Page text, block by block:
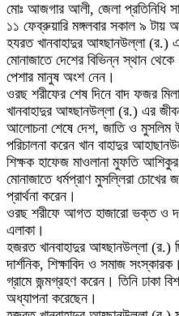
মোঃ আজগার আলী, জেলা প্রতিনিধি
১১ ফেব্রুয়ারি মঙ্গলবার ‌সকাল ৯ টায়
হযরত খানবাহাদুর আহ্ছানউল্লা (র.)
মোনাজাতে দেশের বিভিন্ন স্থান
পেশার মানুষ অংশ নেন।
ওরছ শরীফের শেষ দিনে বাদ ফজর
খানবাহাদুর আহ্ছানউল্লা (র.) এর
আলোচনা শেষে দেশ, জাতি ও মুসলিম
পরিচালনা করেন খান বাহাদুর
শিক্ষক হাফেজ মাওলানা মুফতি
মোনাজাতে ধর্মপ্রাণ মুসল্লিরা চোখের
প্রার্থনা করেন।
ওরছ শরীফে আগত হাজারো ভক্ত ও
এলাকা।
হজরত খানবাহাদুর আহ্ছানউল্লা (র.)
দার্শনিক, শিক্ষাবিদ ও সমাজ
গ্রামে জন্মগ্রহণ করেন। তিনি ঢাকা
অধ্যাপনা করেছেন।